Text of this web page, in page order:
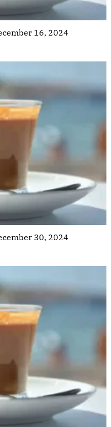
16, 2024
30, 2024